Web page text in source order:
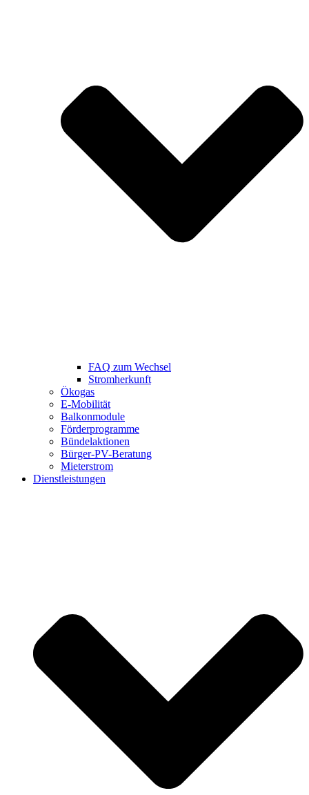
FAQ zum Wechsel
Stromherkunft
Ökogas
E-Mobilität
Balkonmodule
Förderprogramme
Bündelaktionen
Bürger-PV-Beratung
Mieterstrom
Dienstleistungen